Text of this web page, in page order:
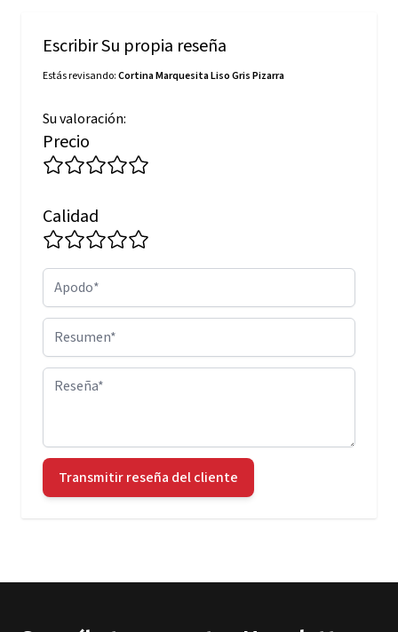
Escribir Su propia reseña
Estás revisando:Cortina Marquesita Liso Gris Pizarra
Su valoración:
Precio
Calidad
Apodo
Resumen
Reseña
Transmitir reseña del cliente